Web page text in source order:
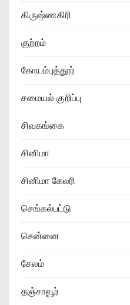
கிருஷ்ணகிரி
குற்றம்
கோயம்புத்தூர்
சமையல் குறிப்பு
சிவகங்கை
சினிமா
சினிமா கேலரி
செங்கல்பட்டு
சென்னை
சேலம்
தஞ்சாவூர்